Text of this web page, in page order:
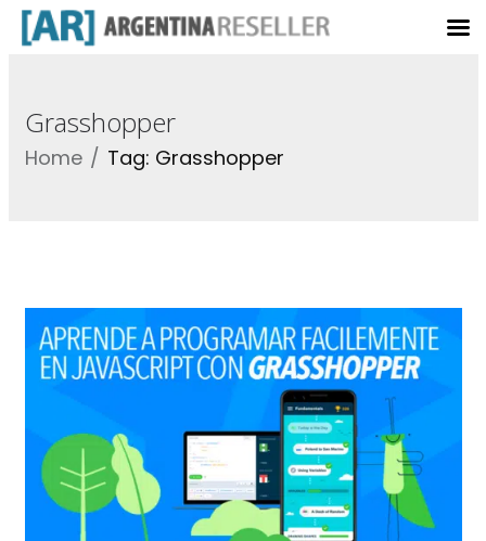
Grasshopper
Home Tag: Grasshopper